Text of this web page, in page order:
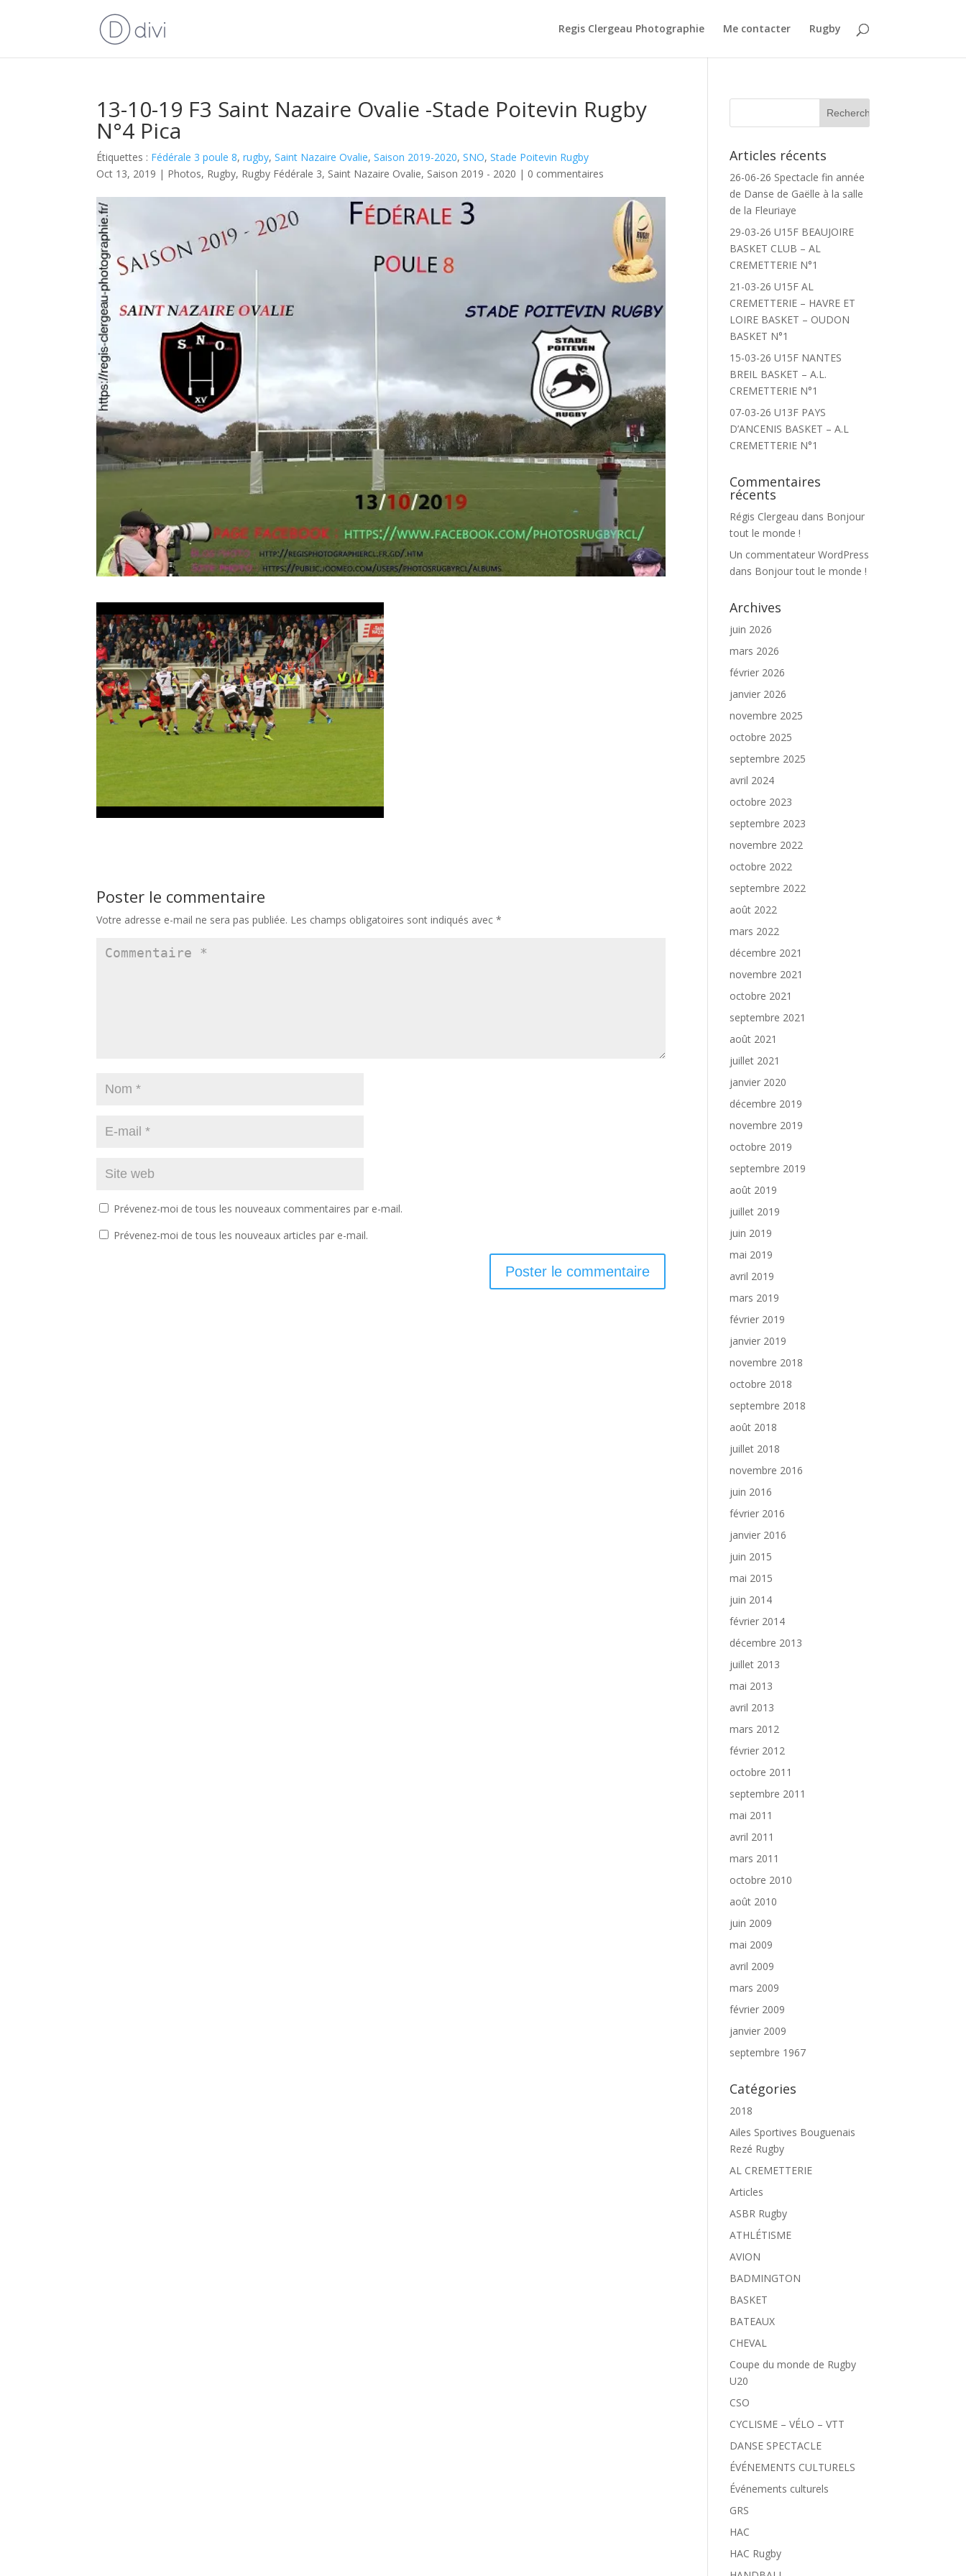
Regis Clergeau Photographie Me contacter Rugby
13-10-19 F3 Saint Nazaire Ovalie -Stade Poitevin Rugby
N°4 Pica
Étiquettes : Fédérale 3 poule 8,rugby,Saint Nazaire Ovalie,Saison 2019-2020,SNO,Stade Poitevin Rugby
Oct 13, 2019 | Photos, Rugby, Rugby Fédérale 3, Saint Nazaire Ovalie, Saison 2019 - 2020 | 0 commentaires
Poster le commentaire
Votre adresse e-mail ne sera pas publiée. Les champs obligatoires sont indiqués avec*
Prévenez-moi de tous les nouveaux commentaires par e-mail.
Prévenez-moi de tous les nouveaux articles par e-mail.
Articles récents
26-06-26 Spectacle fin année
de Danse de Gaëlle à la salle
de la Fleuriaye
29-03-26 U15F BEAUJOIRE
BASKET CLUB – AL
CREMETTERIE N°1
21-03-26 U15F AL
CREMETTERIE – HAVRE ET
LOIRE BASKET – OUDON
BASKET N°1
15-03-26 U15F NANTES
BREIL BASKET – A.L.
CREMETTERIE N°1
07-03-26 U13F PAYS
D’ANCENIS BASKET – A.L
CREMETTERIE N°1
Commentaires
récents
Régis Clergeau dans Bonjour
tout le monde !
Un commentateur WordPress
dans Bonjour tout le monde !
Archives
juin 2026
mars 2026
février 2026
janvier 2026
novembre 2025
octobre 2025
septembre 2025
avril 2024
octobre 2023
septembre 2023
novembre 2022
octobre 2022
septembre 2022
août 2022
mars 2022
décembre 2021
novembre 2021
octobre 2021
septembre 2021
août 2021
juillet 2021
janvier 2020
décembre 2019
novembre 2019
octobre 2019
septembre 2019
août 2019
juillet 2019
juin 2019
mai 2019
avril 2019
mars 2019
février 2019
janvier 2019
novembre 2018
octobre 2018
septembre 2018
août 2018
juillet 2018
novembre 2016
juin 2016
février 2016
janvier 2016
juin 2015
mai 2015
juin 2014
février 2014
décembre 2013
juillet 2013
mai 2013
avril 2013
mars 2012
février 2012
octobre 2011
septembre 2011
mai 2011
avril 2011
mars 2011
octobre 2010
août 2010
juin 2009
mai 2009
avril 2009
mars 2009
février 2009
janvier 2009
septembre 1967
Catégories
2018
Ailes Sportives Bouguenais
Rezé Rugby
AL CREMETTERIE
Articles
ASBR Rugby
ATHLÉTISME
AVION
BADMINGTON
BASKET
BATEAUX
CHEVAL
Coupe du monde de Rugby
U20
CSO
CYCLISME – VÉLO – VTT
DANSE SPECTACLE
ÉVÉNEMENTS CULTURELS
Événements culturels
GRS
HAC
HAC Rugby